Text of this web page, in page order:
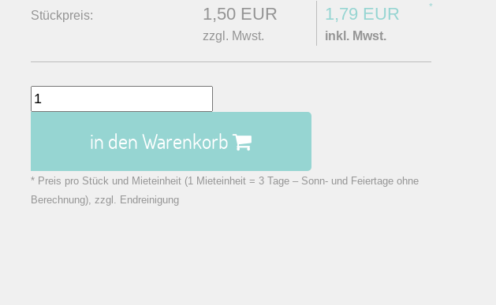
Stückpreis: 1,50 EUR
zzgl. Mwst.
1,79 EUR *
inkl. Mwst.
in den Warenkorb
* Preis pro Stück und Mieteinheit (1 Mieteinheit = 3 Tage – Sonn- und Feiertage ohne
Berechnung), zzgl. Endreinigung